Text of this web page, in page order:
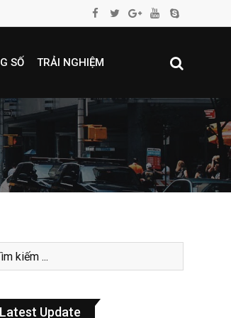
SỐ TRẢI NGHIỆM
Latest Update